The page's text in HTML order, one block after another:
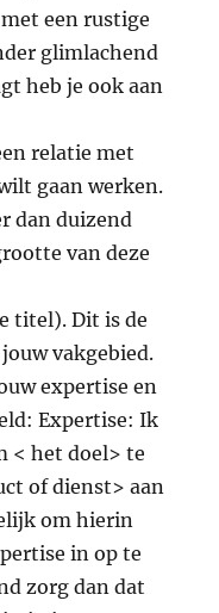
een rustige
glimlachend
heb je ook aan
relatie met
gaan werken.
dan duizend
van deze
titel). Dit is de
vakgebied.
expertise en
Expertise: Ik
< het doel> te
of dienst> aan
om hierin
in op te
zorg dan dat